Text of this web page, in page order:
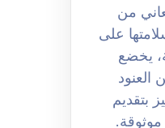
من
على
يخضع
بتقديم